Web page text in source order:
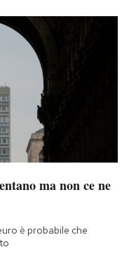
ma non ce ne
è probabile che